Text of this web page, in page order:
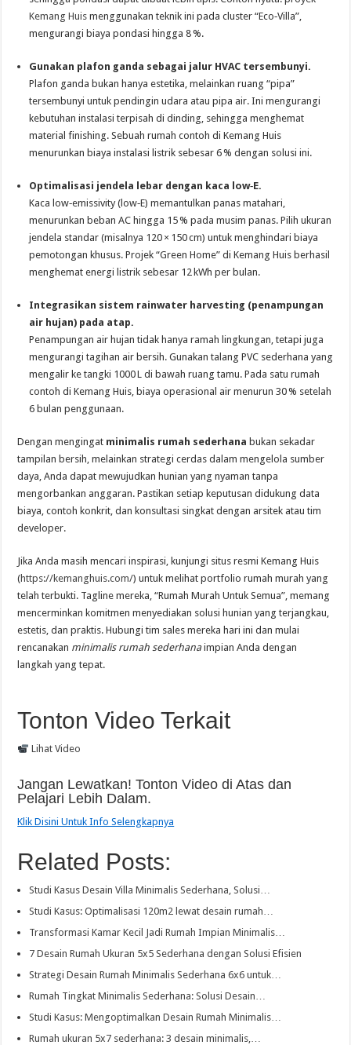
Kemang Huis menggunakan teknik ini pada cluster “Eco‑Villa”,
mengurangi biaya pondasi hingga 8 %.
Gunakan plafon ganda sebagai jalur HVAC tersembunyi.
Plafon ganda bukan hanya estetika, melainkan ruang “pipa”
tersembunyi untuk pendingin udara atau pipa air. Ini mengurangi
kebutuhan instalasi terpisah di dinding, sehingga menghemat
material finishing. Sebuah rumah contoh di Kemang Huis
menurunkan biaya instalasi listrik sebesar 6 % dengan solusi ini.
Optimalisasi jendela lebar dengan kaca low‑E.
Kaca low‑emissivity (low‑E) memantulkan panas matahari,
menurunkan beban AC hingga 15 % pada musim panas. Pilih ukuran
jendela standar (misalnya 120 × 150 cm) untuk menghindari biaya
pemotongan khusus. Projek “Green Home” di Kemang Huis berhasil
menghemat energi listrik sebesar 12 kWh per bulan.
Integrasikan sistem rainwater harvesting (penampungan
air hujan) pada atap.
Penampungan air hujan tidak hanya ramah lingkungan, tetapi juga
mengurangi tagihan air bersih. Gunakan talang PVC sederhana yang
mengalir ke tangki 1000 L di bawah ruang tamu. Pada satu rumah
contoh di Kemang Huis, biaya operasional air menurun 30 % setelah
6 bulan penggunaan.
Dengan mengingat minimalis rumah sederhana bukan sekadar
tampilan bersih, melainkan strategi cerdas dalam mengelola sumber
daya, Anda dapat mewujudkan hunian yang nyaman tanpa
mengorbankan anggaran. Pastikan setiap keputusan didukung data
biaya, contoh konkrit, dan konsultasi singkat dengan arsitek atau tim
developer.
Jika Anda masih mencari inspirasi, kunjungi situs resmi Kemang Huis
(https://kemanghuis.com/) untuk melihat portfolio rumah murah yang
telah terbukti. Tagline mereka, “Rumah Murah Untuk Semua”, memang
mencerminkan komitmen menyediakan solusi hunian yang terjangkau,
estetis, dan praktis. Hubungi tim sales mereka hari ini dan mulai
rencanakan minimalis rumah sederhanaimpian Anda dengan
langkah yang tepat.
Tonton Video Terkait
Lihat Video
Jangan Lewatkan! Tonton Video di Atas dan
Pelajari Lebih Dalam.
Klik Disini Untuk Info Selengkapnya
Related Posts:
Studi Kasus Desain Villa Minimalis Sederhana, Solusi…
Studi Kasus: Optimalisasi 120m2 lewat desain rumah…
Transformasi Kamar Kecil Jadi Rumah Impian Minimalis…
7 Desain Rumah Ukuran 5x5 Sederhana dengan Solusi Efisien
Strategi Desain Rumah Minimalis Sederhana 6x6 untuk…
Rumah Tingkat Minimalis Sederhana: Solusi Desain…
Studi Kasus: Mengoptimalkan Desain Rumah Minimalis…
Rumah ukuran 5x7 sederhana: 3 desain minimalis,…